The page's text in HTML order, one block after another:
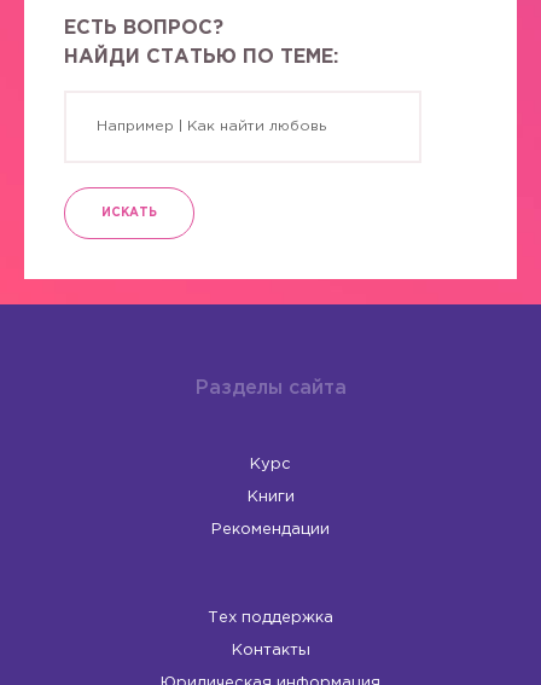
ЕСТЬ ВОПРОС?
НАЙДИ СТАТЬЮ ПО ТЕМЕ:
ИСКАТЬ
Разделы сайта
Курс
Книги
Рекомендации
Тех поддержка
Контакты